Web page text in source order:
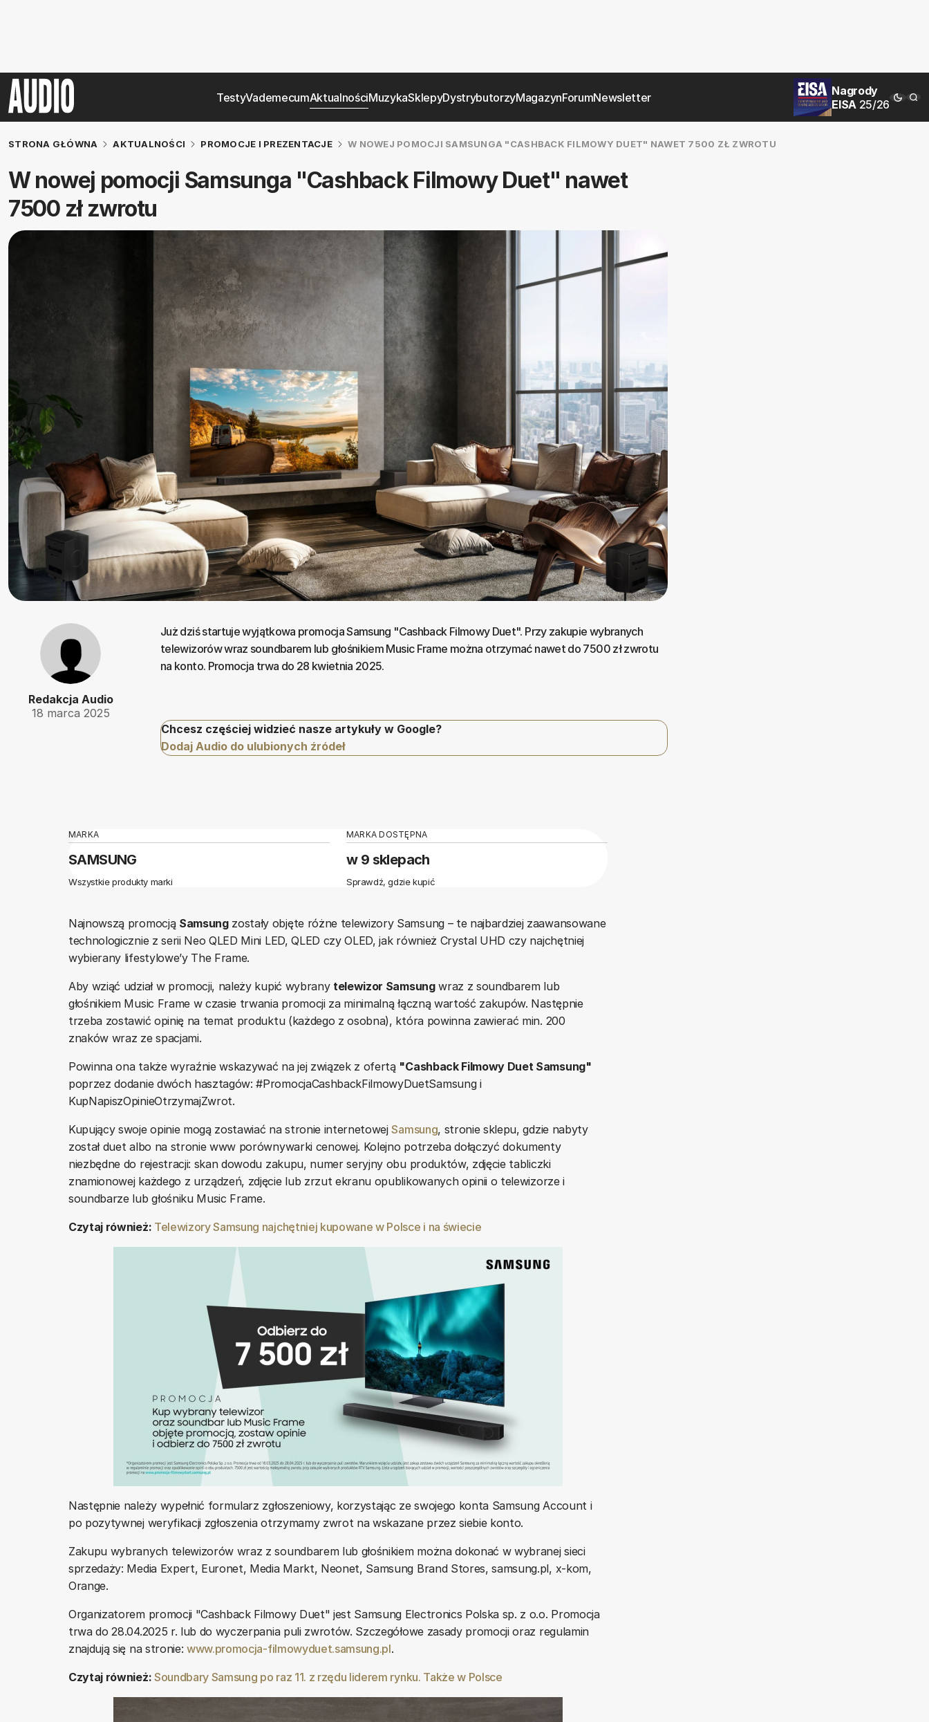
TestyVademecumAktualnościMuzykaSklepyDystrybutorzyMagazynForumNewsletter
Nagrody
EISA 25/26
STRONA GŁÓWNA AKTUALNOŚCI PROMOCJE I PREZENTACJE W NOWEJ POMOCJI SAMSUNGA "CASHBACK FILMOWY DUET" NAWET 7500 ZŁ ZWROTU
W nowej pomocji Samsunga "Cashback Filmowy Duet" nawet
7500 zł zwrotu
Redakcja Audio
18 marca 2025
Już dziś startuje wyjątkowa promocja Samsung "Cashback Filmowy Duet". Przy zakupie wybranych
telewizorów wraz soundbarem lub głośnikiem Music Frame można otrzymać nawet do 7500 zł zwrotu
na konto. Promocja trwa do 28 kwietnia 2025.
Chcesz częściej widzieć nasze artykuły w Google?
Dodaj Audio do ulubionych źródeł
MARKA
SAMSUNG
Wszystkie produkty marki
MARKA DOSTĘPNA
w 9 sklepach
Sprawdź, gdzie kupić
Najnowszą promocją Samsungzostały objęte różne telewizory Samsung – te najbardziej zaawansowane
technologicznie z serii Neo QLED Mini LED, QLED czy OLED, jak również Crystal UHD czy najchętniej
wybierany lifestylowe’y The Frame.
Aby wziąć udział w promocji, należy kupić wybrany telewizor Samsungwraz z soundbarem lub
głośnikiem Music Frame w czasie trwania promocji za minimalną łączną wartość zakupów. Następnie
trzeba zostawić opinię na temat produktu (każdego z osobna), która powinna zawierać min. 200
znaków wraz ze spacjami.
Powinna ona także wyraźnie wskazywać na jej związek z ofertą "Cashback Filmowy Duet Samsung"
poprzez dodanie dwóch hasztagów: #PromocjaCashbackFilmowyDuetSamsung i
KupNapiszOpinieOtrzymajZwrot.
Kupujący swoje opinie mogą zostawiać na stronie internetowejSamsung, stronie sklepu, gdzie nabyty
został duet albo na stronie www porównywarki cenowej. Kolejno potrzeba dołączyć dokumenty
niezbędne do rejestracji: skan dowodu zakupu, numer seryjny obu produktów, zdjęcie tabliczki
znamionowej każdego z urządzeń, zdjęcie lub zrzut ekranu opublikowanych opinii o telewizorze i
soundbarze lub głośniku Music Frame.
Czytaj również: Telewizory Samsung najchętniej kupowane w Polsce i na świecie
Następnie należy wypełnić formularz zgłoszeniowy, korzystając ze swojego konta Samsung Account i
po pozytywnej weryfikacji zgłoszenia otrzymamy zwrot na wskazane przez siebie konto.
Zakupu wybranych telewizorów wraz z soundbarem lub głośnikiem można dokonać w wybranej sieci
sprzedaży: Media Expert, Euronet, Media Markt, Neonet, Samsung Brand Stores, samsung.pl, x-kom,
Orange.
Organizatorem promocji "Cashback Filmowy Duet" jest Samsung Electronics Polska sp. z o.o. Promocja
trwa do 28.04.2025 r. lub do wyczerpania puli zwrotów. Szczegółowe zasady promocji oraz regulamin
znajdują się na stronie: www.promocja-filmowyduet.samsung.pl.
Czytaj również: Soundbary Samsung po raz 11. z rzędu liderem rynku. Także w Polsce